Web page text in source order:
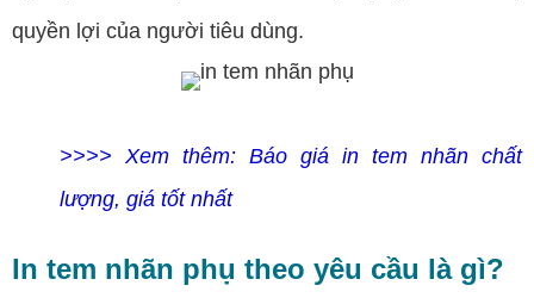
quyền lợi của người tiêu dùng.
>>>> Xem thêm: Báo giá in tem nhãn chất
lượng, giá tốt nhất
In tem nhãn phụ theo yêu cầu là gì?